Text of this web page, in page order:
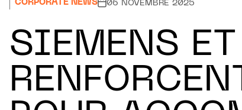
CORPORATE NEWS 06 NOVEMBRE 2025
SIEMENS